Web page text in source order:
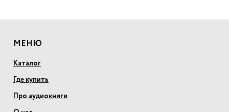
МЕНЮ
Каталог
Где купить
Про аудиокниги